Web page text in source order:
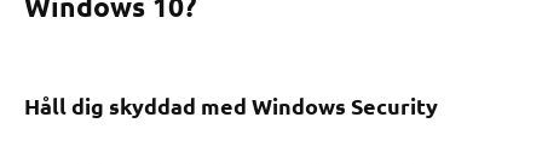
Håll dig skyddad med Windows Security